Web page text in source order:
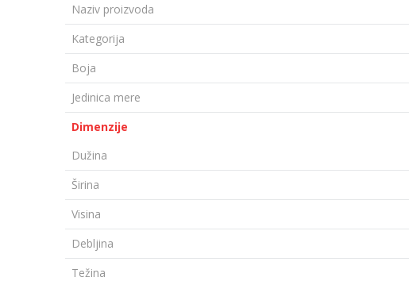
Naziv proizvoda
Kategorija
Boja
Jedinica mere
Dimenzije
Dužina
Širina
Visina
Debljina
Težina